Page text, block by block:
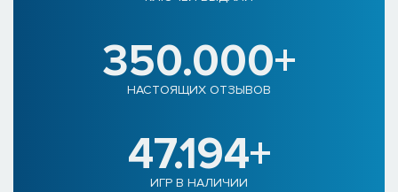
350.000+
НАСТОЯЩИХ ОТЗЫВОВ
47.194+
ИГР В НАЛИЧИИ